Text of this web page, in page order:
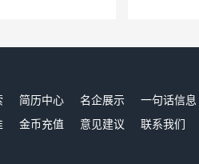
简历中心 名企展示 一句话信息
金币充值 意见建议 联系我们